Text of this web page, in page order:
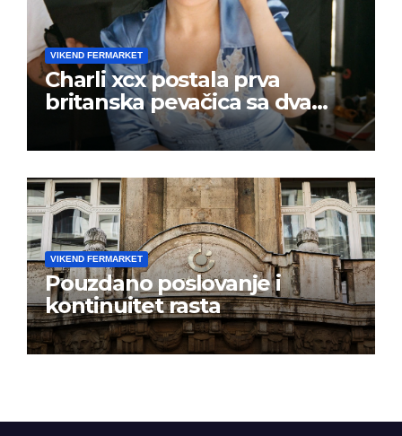
VIKEND FERMARKET
Charli xcx postala prva
britanska pevačica sa dva
albuma na prvom mestu u
istoj kalendarskoj godini
VIKEND FERMARKET
Pouzdano poslovanje i
kontinuitet rasta